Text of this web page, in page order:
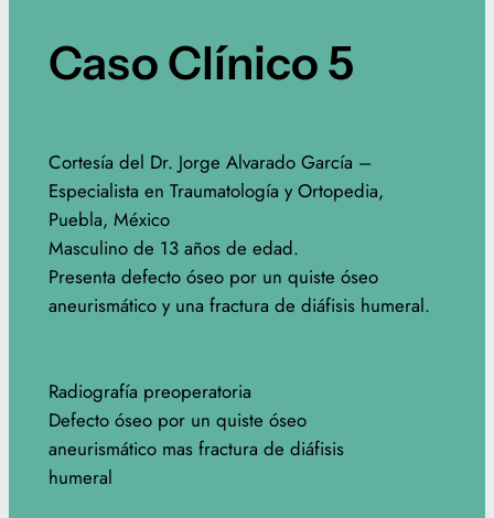
Caso Clínico 5
Cortesía del Dr. Jorge Alvarado García –
Especialista en Traumatología y Ortopedia,
Puebla, México
Masculino de 13 años de edad.
Presenta defecto óseo por un quiste óseo
aneurismático y una fractura de diáfisis humeral.
Radiografía preoperatoria
Defecto óseo por un quiste óseo
aneurismático mas fractura de diáfisis
humeral